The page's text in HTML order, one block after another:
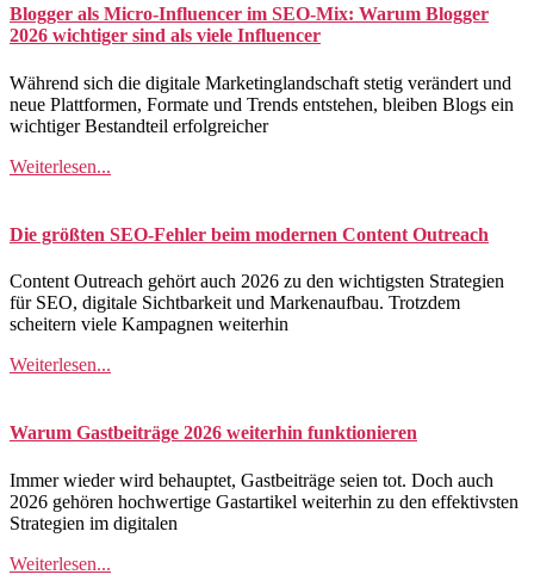
Blogger als Micro-Influencer im SEO-Mix: Warum Blogger
2026 wichtiger sind als viele Influencer
Während sich die digitale Marketinglandschaft stetig verändert und
neue Plattformen, Formate und Trends entstehen, bleiben Blogs ein
wichtiger Bestandteil erfolgreicher
Weiterlesen...
Die größten SEO-Fehler beim modernen Content Outreach
Content Outreach gehört auch 2026 zu den wichtigsten Strategien
für SEO, digitale Sichtbarkeit und Markenaufbau. Trotzdem
scheitern viele Kampagnen weiterhin
Weiterlesen...
Warum Gastbeiträge 2026 weiterhin funktionieren
Immer wieder wird behauptet, Gastbeiträge seien tot. Doch auch
2026 gehören hochwertige Gastartikel weiterhin zu den effektivsten
Strategien im digitalen
Weiterlesen...